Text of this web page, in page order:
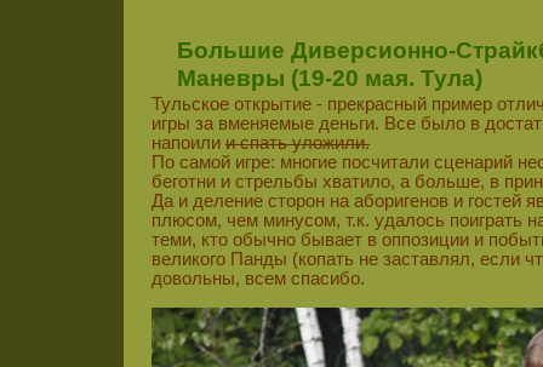
Большие Диверсионно-
Маневры (19-20 мая. Тула)
Тульское открытие - прекрасный пример
игры за вменяемые деньги. Все было в
напоили и спать уложили.
По самой игре: многие посчитали сценарий
беготни и стрельбы хватило, а больше, в
Да и деление сторон на аборигенов и гостей
плюсом, чем минусом, т.к. удалось поиграть
теми, кто обычно бывает в оппозиции и
великого Панды (копать не заставлял, если
довольны, всем спасибо.